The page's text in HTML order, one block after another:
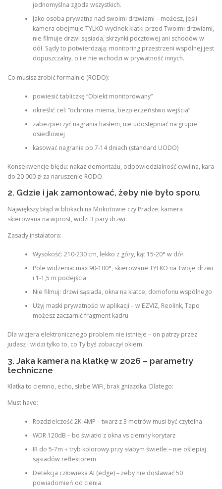
jednomyślna zgoda wszystkich.
Jako osoba prywatna nad swoimi drzwiami – możesz, jeśli
kamera obejmuje TYLKO wycinek klatki przed Twoimi drzwiami,
nie filmuje drzwi sąsiada, skrzynki pocztowej ani schodów w
dół. Sądy to potwierdzają: monitoring przestrzeni wspólnej jest
dopuszczalny, o ile nie wchodzi w prywatność innych.
Co musisz zrobić formalnie (RODO):
powiesić tabliczkę “Obiekt monitorowany”
określić cel: “ochrona mienia, bezpieczeństwo wejścia”
zabezpieczyć nagrania hasłem, nie udostępniać na grupie
osiedlowej
kasować nagrania po 7-14 dniach (standard UODO)
Konsekwencje błędu: nakaz demontażu, odpowiedzialność cywilna, kara
do 20 000 zł za naruszenie RODO.
2. Gdzie i jak zamontować, żeby nie było sporu
Największy błąd w blokach na Mokotowie czy Pradze: kamera
skierowana na wprost, widzi 3 pary drzwi.
Zasady instalatora:
Wysokość: 210-230 cm, lekko z góry, kąt 15-20° w dół
Pole widzenia: max 90-100°, skierowane TYLKO na Twoje drzwi
i 1-1,5 m podejścia
Nie filmuj: drzwi sąsiada, okna na klatce, domofonu wspólnego
Użyj maski prywatności w aplikacji – w EZVIZ, Reolink, Tapo
możesz zaczarnić fragment kadru
Dla wizjera elektronicznego problem nie istnieje – on patrzy przez
judasz i widzi tylko to, co Ty byś zobaczył okiem.
3. Jaka kamera na klatkę w 2026 – parametry
techniczne
Klatka to ciemno, echo, słabe WiFi, brak gniazdka. Dlatego:
Must have:
Rozdzielczość 2K-4MP – twarz z 3 metrów musi być czytelna
WDR 120dB – bo światło z okna vs ciemny korytarz
IR do 5-7m + tryb kolorowy przy słabym świetle – nie oślepiaj
sąsiadów reflektorem
Detekcja człowieka AI (edge) – żeby nie dostawać 50
powiadomień od cienia